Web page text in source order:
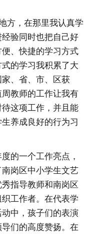
方，在那里我认真学
验同时也把自己好
、快捷的学习方式
的学习我积累了大
、省、市、区获
教师的工作让我有
这项工作，并且能
养成良好的行为习
的一个工作亮点，
岗区中小学生文艺
指导教师和南岗区
工作者。在代表学
中，孩子们的表演
们的高度赞扬。在